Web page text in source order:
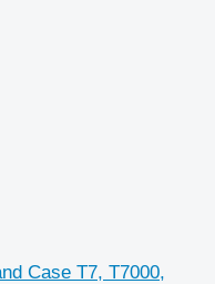
Case T7, T7000,